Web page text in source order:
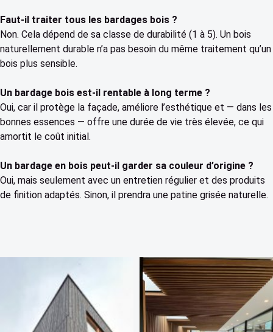
Faut-il traiter tous les bardages bois ?
Non. Cela dépend de sa classe de durabilité (1 à 5). Un bois
naturellement durable n’a pas besoin du même traitement qu’un
bois plus sensible.
Un bardage bois est-il rentable à long terme ?
Oui, car il protège la façade, améliore l’esthétique et — dans les
bonnes essences — offre une durée de vie très élevée, ce qui
amortit le coût initial.
Un bardage en bois peut-il garder sa couleur d’origine ?
Oui, mais seulement avec un entretien régulier et des produits
de finition adaptés. Sinon, il prendra une patine grisée naturelle.